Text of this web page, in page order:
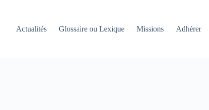
Actualités
Glossaire ou Lexique Missions Adhérer